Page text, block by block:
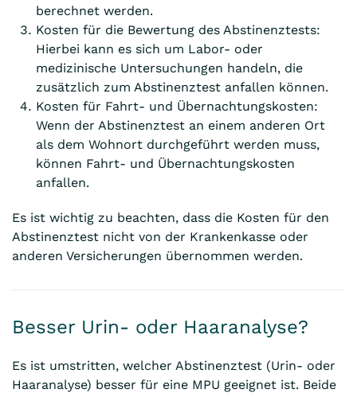
berechnet werden.
Kosten für die Bewertung des Abstinenztests:
Hierbei kann es sich um Labor- oder
medizinische Untersuchungen handeln, die
zusätzlich zum Abstinenztest anfallen können.
Kosten für Fahrt- und Übernachtungskosten:
Wenn der Abstinenztest an einem anderen Ort
als dem Wohnort durchgeführt werden muss,
können Fahrt- und Übernachtungskosten
anfallen.
Es ist wichtig zu beachten, dass die Kosten für den
Abstinenztest nicht von der Krankenkasse oder
anderen Versicherungen übernommen werden.
Besser Urin- oder Haaranalyse?
Es ist umstritten, welcher Abstinenztest (Urin- oder
Haaranalyse) besser für eine MPU geeignet ist. Beide